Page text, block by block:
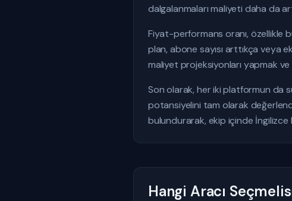
dalgalanmaları maliyeti daha da
Fiyat-performans oranı, özellikle
plan, abone sayısı arttıkça veya
maliyet projeksiyonları yapmak
Son olarak, her iki platformun da
potansiyelini tam olarak
bulundurarak, ekip içinde
Hangi Aracı